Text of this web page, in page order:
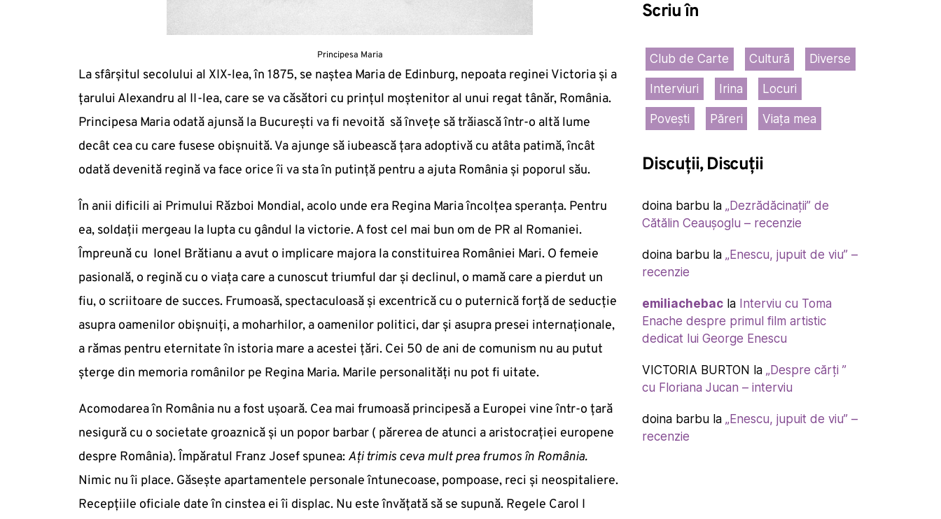
Principesa Maria
La sfârșitul secolului al XIX-lea, în 1875, se naștea Maria de Edinburg, nepoata reginei Victoria și a
țarului Alexandru al II-lea, care se va căsători cu prințul moștenitor al unui regat tânăr, România.
Principesa Maria odată ajunsă la București va fi nevoită să învețe să trăiască într-o altă lume
decât cea cu care fusese obișnuită. Va ajunge să iubească țara adoptivă cu atâta patimă, încât
odată devenită regină va face orice îi va sta în putință pentru a ajuta România și poporul său.
În anii dificili ai Primului Război Mondial, acolo unde era Regina Maria încolțea speranța. Pentru
ea, soldații mergeau la lupta cu gândul la victorie. A fost cel mai bun om de PR al Romaniei.
Împreună cu Ionel Brătianu a avut o implicare majora la constituirea României Mari. O femeie
pasională, o regină cu o viața care a cunoscut triumful dar și declinul, o mamă care a pierdut un
fiu, o scriitoare de succes. Frumoasă, spectaculoasă și excentrică cu o puternică forță de seducție
asupra oamenilor obișnuiți, a moharhilor, a oamenilor politici, dar și asupra presei internaționale,
a rămas pentru eternitate în istoria mare a acestei țări. Cei 50 de ani de comunism nu au putut
șterge din memoria românilor pe Regina Maria. Marile personalități nu pot fi uitate.
Acomodarea în România nu a fost ușoară. Cea mai frumoasă principesă a Europei vine într-o țară
nesigură cu o societate groaznică și un popor barbar ( părerea de atunci a aristocrației europene
despre România). Împăratul Franz Josef spunea: Ați trimis ceva mult prea frumos în România.
Nimic nu îi place. Găsește apartamentele personale întunecoase, pompoase, reci și neospitaliere.
Recepțiile oficiale date în cinstea ei îi displac. Nu este învățată să se supună. Regele Carol I
Scriu în
Club de Carte Cultură Diverse
Interviuri Irina Locuri
Povești Păreri Viața mea
Discuții, Discuții
doina barbu la „Dezrădăcinații” de
Cătălin Ceaușoglu – recenzie
doina barbu la „Enescu, jupuit de viu” –
recenzie
emiliachebac la Interviu cu Toma
Enache despre primul film artistic
dedicat lui George Enescu
VICTORIA BURTON la „Despre cărți ”
cu Floriana Jucan – interviu
doina barbu la „Enescu, jupuit de viu” –
recenzie